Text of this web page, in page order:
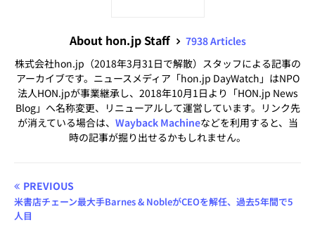
About hon.jp Staff
7938 Articles
株式会社hon.jp（2018年3月31日で解散）スタッフによる記事の
アーカイブです。ニュースメディア「hon.jp DayWatch」はNPO
法人HON.jpが事業継承し、2018年10月1日より「HON.jp News
Blog」へ名称変更、リニューアルして運営しています。リンク先
が消えている場合は、 Wayback Machineなどを利用すると、当
時の記事が掘り出せるかもしれません。
PREVIOUS
米書店チェーン最大手Barnes & NobleがCEOを解任、過去5年間で5
人目